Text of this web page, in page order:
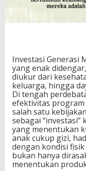
a
i
a
D
e
p
a
n
,
I
n
i
A
l
a
Investasi Generasi
yang enak
diukur dari
keluarga, hingga
Di tengah
efektivitas program
salah satu
sebagai
yang menentukan
anak cukup gizi,
dengan kondisi
bukan hanya
menentukan